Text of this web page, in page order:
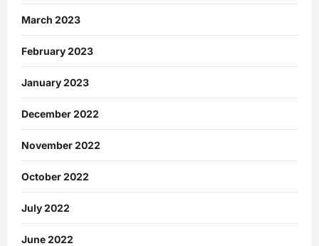
March 2023
February 2023
January 2023
December 2022
November 2022
October 2022
July 2022
June 2022